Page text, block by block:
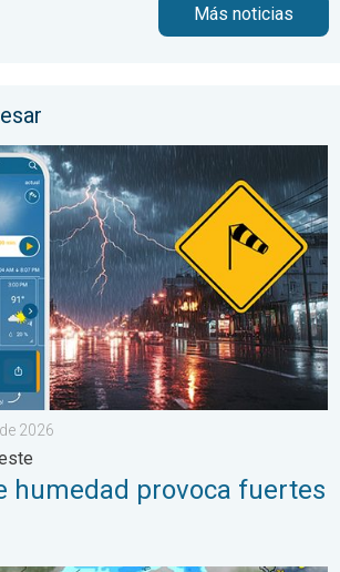
Más noticias
provoca fuertes tormentas. Diluvio
2026
humedad provoca fuertes